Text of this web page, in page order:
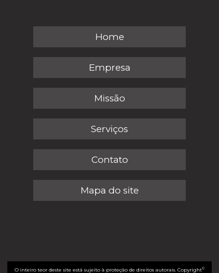
Home
Empresa
Missão
Serviços
Contato
Mapa do site
O inteiro teor deste site está sujeito à proteção de direitos autorais. Copyright©